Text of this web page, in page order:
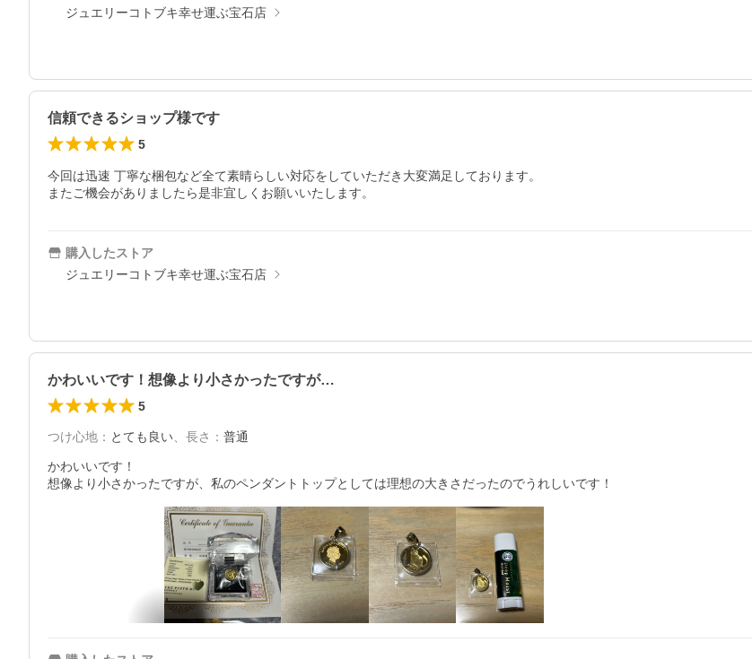
ジュエリーコトブキ幸せ運ぶ宝石店
信頼できるショップ様です
5
今回は迅速 丁寧な梱包など全て素晴らしい対応をしていただき大変満足しております。
またご機会がありましたら是非宜しくお願いいたします。
購入したストア
ジュエリーコトブキ幸せ運ぶ宝石店
かわいいです！想像より小さかったですが…
5
つけ心地 ： とても良い、 長さ ： 普通
かわいいです！
想像より小さかったですが、私のペンダントトップとしては理想の大きさだったのでうれしいです！